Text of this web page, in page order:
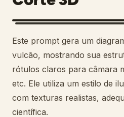
Habilidades
Prompts
Preços
Este prompt gera um
vulcão, mostrando sua
rótulos claros para câmara
etc. Ele utiliza um estilo de
com texturas realistas,
científica.